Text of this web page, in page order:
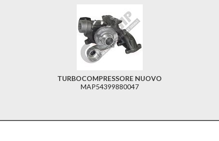
TURBOCOMPRESSORE NUOVO
MAP54399880047